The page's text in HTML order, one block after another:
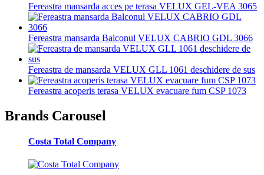
Fereastra mansarda acces pe terasa VELUX GEL-VEA 3065
Fereastra mansarda Balconul VELUX CABRIO GDL 3066
Fereastra de mansarda VELUX GLL 1061 deschidere de sus
Fereastra acoperis terasa VELUX evacuare fum CSP 1073
Brands Carousel
Costa Total Company